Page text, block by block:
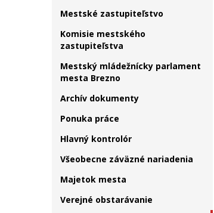
Mestské zastupiteľstvo
Komisie mestského
zastupiteľstva
Mestský mládežnícky parlament
mesta Brezno
Archív dokumenty
Ponuka práce
Hlavný kontrolór
Všeobecne záväzné nariadenia
Majetok mesta
Verejné obstarávanie